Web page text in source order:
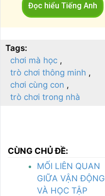
Đọc hiểu Tiếng Anh
Tags:
chơi mà học
trò chơi thông minh
chơi cùng con
trò chơi trong nhà
CÙNG CHỦ ĐỀ:
MỐI LIÊN QUAN
GIỮA VẬN ĐỘNG
VÀ HỌC TẬP